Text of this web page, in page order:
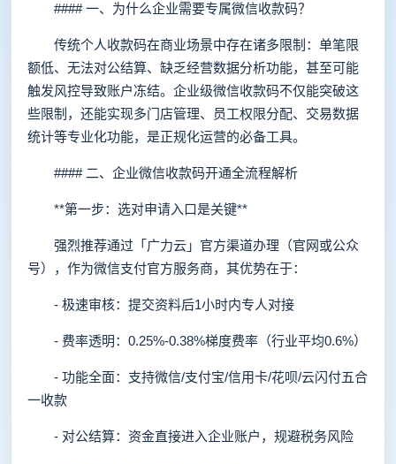
#### 一、为什么企业需要专属微信收款码？
传统个人收款码在商业场景中存在诸多限制：单笔限
额低、无法对公结算、缺乏经营数据分析功能，甚至可能
触发风控导致账户冻结。企业级微信收款码不仅能突破这
些限制，还能实现多门店管理、员工权限分配、交易数据
统计等专业化功能，是正规化运营的必备工具。
#### 二、企业微信收款码开通全流程解析
**第一步：选对申请入口是关键**
强烈推荐通过「广力云」官方渠道办理（官网或公众
号），作为微信支付官方服务商，其优势在于：
- 极速审核：提交资料后1小时内专人对接
- 费率透明：0.25%-0.38%梯度费率（行业平均0.6%）
- 功能全面：支持微信/支付宝/信用卡/花呗/云闪付五合
一收款
- 对公结算：资金直接进入企业账户，规避税务风险